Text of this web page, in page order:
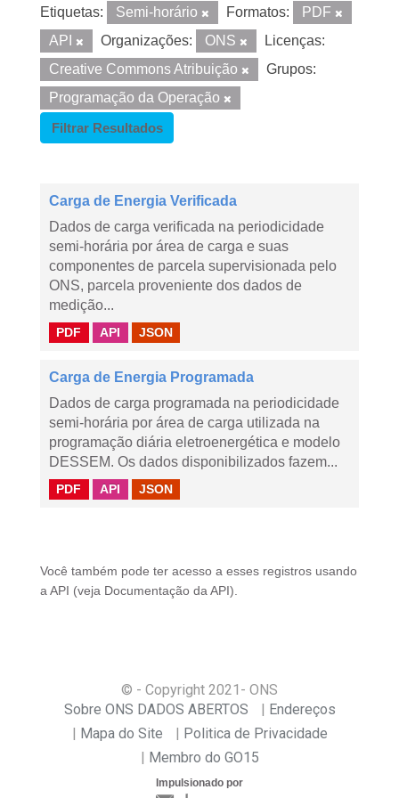
Etiquetas: Semi-horário Formatos:
PDF
API
Organizações: ONS
Licenças:
Creative Commons Atribuição
Grupos:
Programação da Operação
Filtrar Resultados
Carga de Energia Verificada
Dados de carga verificada na periodicidade
semi-horária por área de carga e suas
componentes de parcela supervisionada pelo
ONS, parcela proveniente dos dados de
medição...
PDF API JSON
Carga de Energia Programada
Dados de carga programada na periodicidade
semi-horária por área de carga utilizada na
programação diária eletroenergética e modelo
DESSEM. Os dados disponibilizados fazem...
PDF API JSON
Você também pode ter acesso a esses registros usando
a API (veja Documentação da API ).
© - Copyright 2021 - ONS
Sobre ONS DADOS ABERTOS
Endereços
Mapa do Site
Politica de Privacidade
Membro do GO15
Impulsionado por